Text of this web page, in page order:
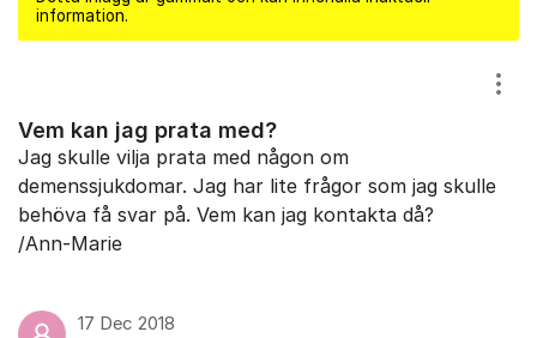
information.
Vem kan jag prata med?
Jag skulle vilja prata med någon om
demenssjukdomar. Jag har lite frågor som jag skulle
behöva få svar på. Vem kan jag kontakta då?
/Ann-Marie
17 Dec 2018